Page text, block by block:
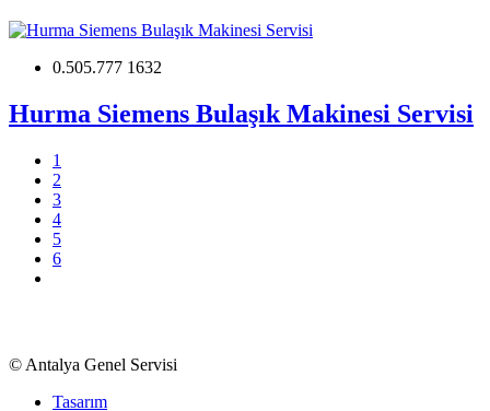
0.505.777 1632
Hurma Siemens Bulaşık Makinesi Servisi
1
2
3
4
5
6
© Antalya Genel Servisi
Tasarım